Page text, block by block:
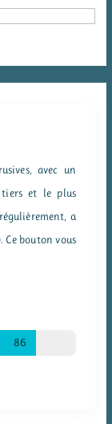
avec un
tiers et le plus
a
Ce bouton vous
86